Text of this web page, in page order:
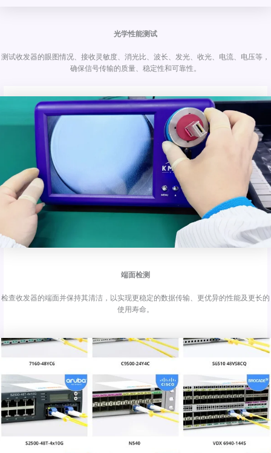
光学性能测试
测试收发器的眼图情况、接收灵敏度、消光比、波长、发光、收光、电流、电压等，
确保信号传输的质量、稳定性和可靠性。
端面检测
检查收发器的端面并保持其清洁，以实现更稳定的数据传输、更优异的性能及更长的
使用寿命。